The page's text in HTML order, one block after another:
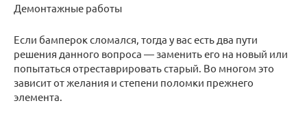
Демонтажные работы
Если бамперок сломался, тогда у вас есть два пути
решения данного вопроса — заменить его на новый или
попытаться отреставрировать старый. Во многом это
зависит от желания и степени поломки прежнего
элемента.